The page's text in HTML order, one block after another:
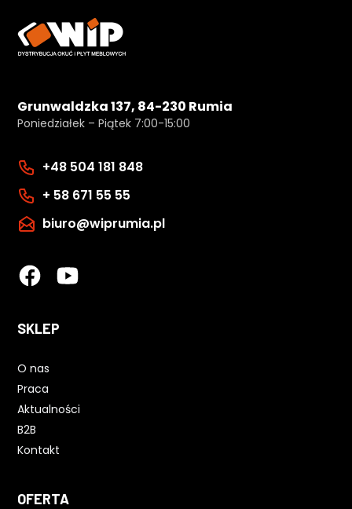
Grunwaldzka 137, 84-230 Rumia
Poniedziałek – Piątek 7:00-15:00
+48 504 181 848
+ 58 671 55 55
biuro@wiprumia.pl
SKLEP
O nas
Praca
Aktualności
B2B
Kontakt
OFERTA